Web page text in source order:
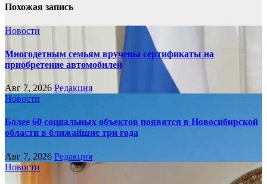
Похожая запись
Новости
Многодетным семьям вручены сертификаты на
приобретение автомобилей
Авг 7, 2026 Редакция
Новости
Более 60 социальных объектов появятся в Новосибирской
области в ближайшие три года
Авг 7, 2026 Редакция
Новости